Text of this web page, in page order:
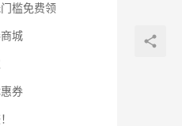
槛免费领
城
券